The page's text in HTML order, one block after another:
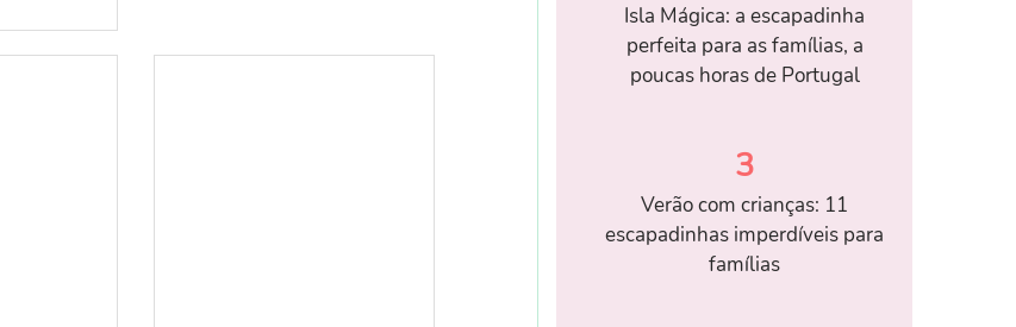
Isla Mágica: a escapadinha
perfeita para as famílias, a
poucas horas de Portugal
3
Verão com crianças: 11
escapadinhas imperdíveis para
famílias